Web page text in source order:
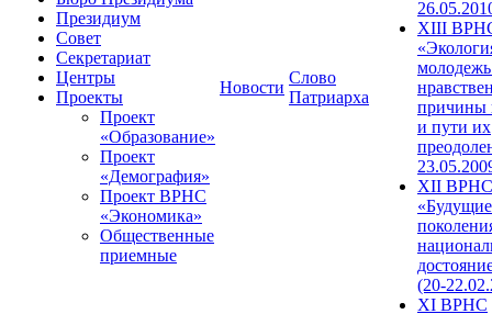
Президиум
Совет
Секретариат
Центры
Проекты
Проект
«Образование»
Проект
«Демография»
Проект ВРНС
«Экономика»
Общественные
приемные
Новости
Слово
Патриарха
XIII
причины
и пути их
XII ВРНС
«Будущие
(20-
XI ВРНС